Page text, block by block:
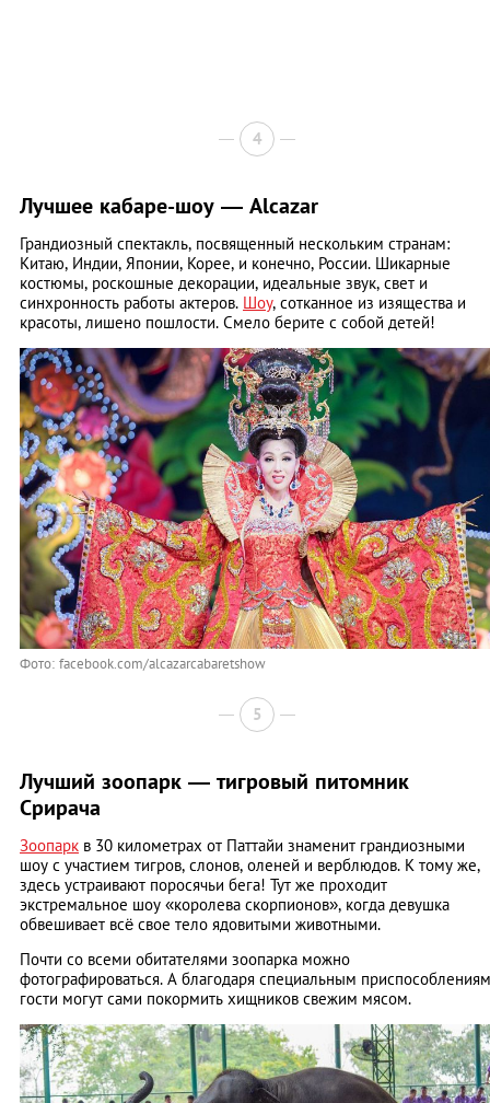
4
Лучшее кабаре-шоу — Alcazar
Грандиозный спектакль, посвященный нескольким странам:
Китаю, Индии, Японии, Корее, и конечно, России. Шикарные
костюмы, роскошные декорации, идеальные звук, свет и
синхронность работы актеров. Шоу, сотканное из изящества и
красоты, лишено пошлости. Смело берите с собой детей!
Фото: facebook.com/alcazarcabaretshow
5
Лучший зоопарк — тигровый питомник
Срирача
Зоопарк в 30 километрах от Паттайи знаменит грандиозными
шоу с участием тигров, слонов, оленей и верблюдов. К тому же,
здесь устраивают поросячьи бега! Тут же проходит
экстремальное шоу «королева скорпионов», когда девушка
обвешивает всё свое тело ядовитыми животными.
Почти со всеми обитателями зоопарка можно
фотографироваться. А благодаря специальным приспособлениям
гости могут сами покормить хищников свежим мясом.